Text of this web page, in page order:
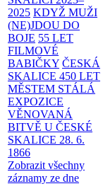
2025 KDYŽ MUŽI
(NE)JDOU DO
BOJE 55 LET
FILMOVÉ
BABIČKY ČESKÁ
SKALICE 450 LET
MĚSTEM STÁLÁ
EXPOZICE
VĚNOVANÁ
BITVĚ U ČESKÉ
SKALICE 28. 6.
1866
Zobrazit všechny
záznamy ze dne